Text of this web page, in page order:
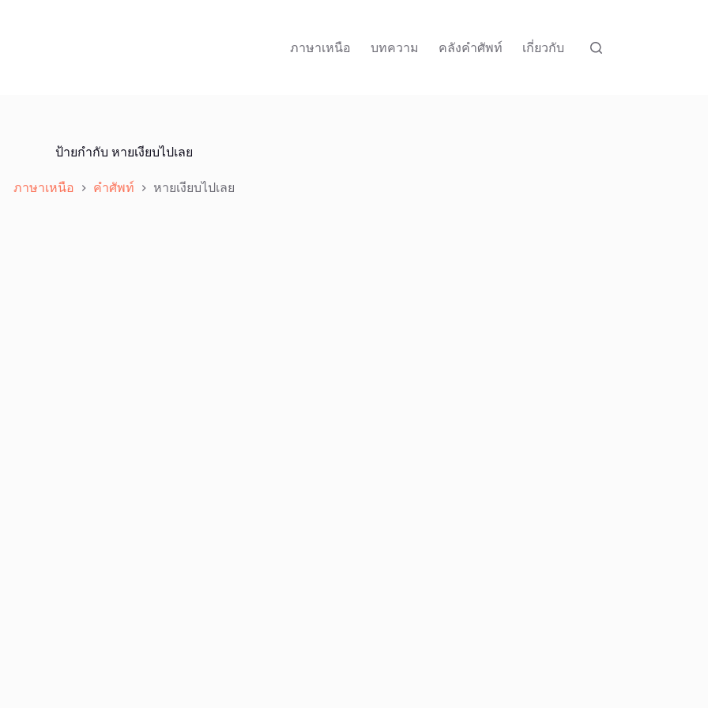
ภาษาเหนือ
บทความ คลังคำศัพท์ เกี่ยวกับ
ป้ายกำกับ หายเงียบไปเลย
ภาษาเหนือ คำศัพท์ หายเงียบไปเลย